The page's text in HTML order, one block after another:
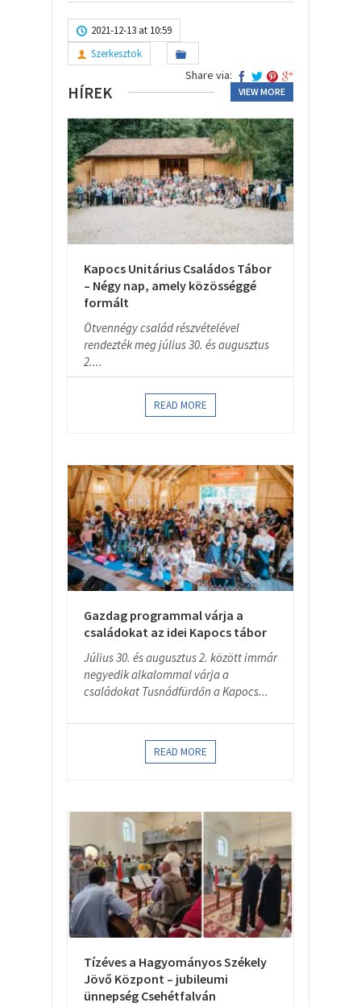
2021-12-13 at 10:59
Szerkesztok
Share via:
HÍREK VIEW MORE
Kapocs Unitárius Családos Tábor
– Négy nap, amely közösséggé
formált
Ötvennégy család részvételével
rendezték meg július 30. és augusztus
2....
READ MORE
Gazdag programmal várja a
családokat az idei Kapocs tábor
Július 30. és augusztus 2. között immár
negyedik alkalommal várja a
családokat Tusnádfürdőn a Kapocs...
READ MORE
Tízéves a Hagyományos Székely
Jövő Központ – jubileumi
ünnepség Csehétfalván